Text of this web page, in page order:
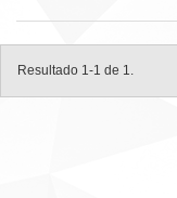
Resultado 1-1 de 1.